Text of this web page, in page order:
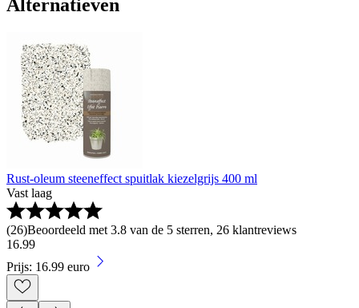
Alternatieven
Rust-oleum steeneffect spuitlak kiezelgrijs 400 ml
Vast laag
(26)Beoordeeld met 3.8 van de 5 sterren, 26 klantreviews
16.99
Prijs: 16.99 euro